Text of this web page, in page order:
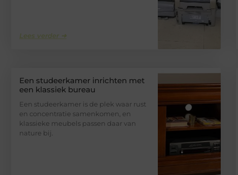
Lees verder ➜
Een studeerkamer inrichten met
een klassiek bureau
Een studeerkamer is de plek waar rust
en concentratie samenkomen, en
klassieke meubels passen daar van
nature bij.